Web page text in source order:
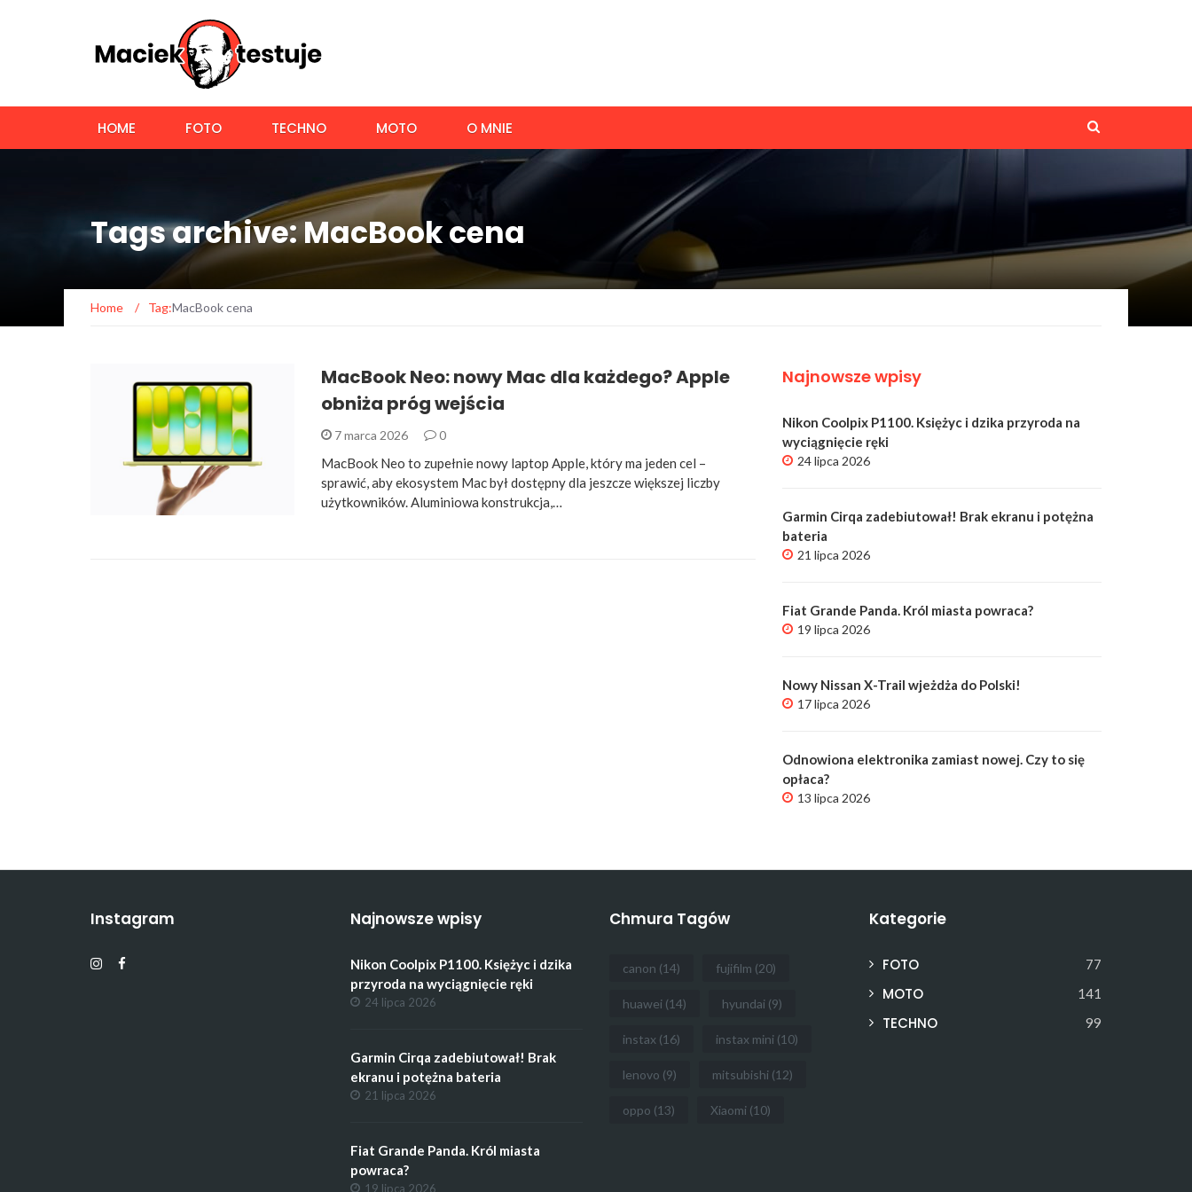
HOME FOTO TECHNO MOTO O MNIE
Tags archive: MacBook cena
Home / Tag:MacBook cena
MacBook Neo: nowy Mac dla każdego? Apple
obniża próg wejścia
7 marca 2026 0
MacBook Neo to zupełnie nowy laptop Apple, który ma jeden cel –
sprawić, aby ekosystem Mac był dostępny dla jeszcze większej liczby
użytkowników. Aluminiowa konstrukcja,…
Najnowsze wpisy
Nikon Coolpix P1100. Księżyc i dzika przyroda na
wyciągnięcie ręki
24 lipca 2026
Garmin Cirqa zadebiutował! Brak ekranu i potężna
bateria
21 lipca 2026
Fiat Grande Panda. Król miasta powraca?
19 lipca 2026
Nowy Nissan X-Trail wjeżdża do Polski!
17 lipca 2026
Odnowiona elektronika zamiast nowej. Czy to się
opłaca?
13 lipca 2026
Instagram Najnowsze wpisy
Nikon Coolpix P1100. Księżyc i dzika
przyroda na wyciągnięcie ręki
24 lipca 2026
Garmin Cirqa zadebiutował! Brak
ekranu i potężna bateria
21 lipca 2026
Fiat Grande Panda. Król miasta
powraca?
19 lipca 2026
Chmura Tagów
canon (14) fujifilm (20)
huawei (14) hyundai (9)
instax (16) instax mini (10)
lenovo (9) mitsubishi (12)
oppo (13) Xiaomi (10)
Kategorie
FOTO 77
MOTO 141
TECHNO 99